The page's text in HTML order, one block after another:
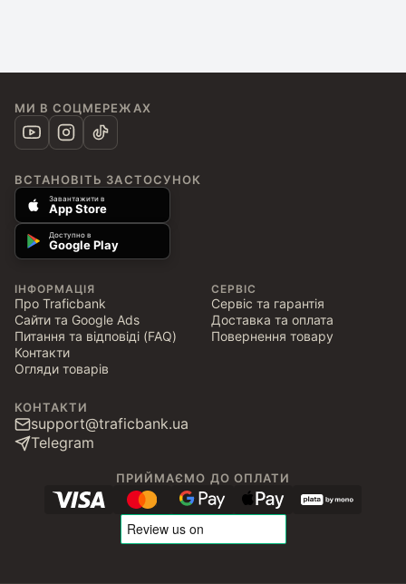
МИ В СОЦМЕРЕЖАХ
ВСТАНОВІТЬ ЗАСТОСУНОК
Завантажити в
App Store
Доступно в
Google Play
ІНФОРМАЦІЯ
Про Traficbank
Сайти та Google Ads
Питання та відповіді (FAQ)
Контакти
Огляди товарів
СЕРВІС
Сервіс та гарантія
Доставка та оплата
Повернення товару
КОНТАКТИ
support@traficbank.ua
Telegram
ПРИЙМАЄМО ДО ОПЛАТИ